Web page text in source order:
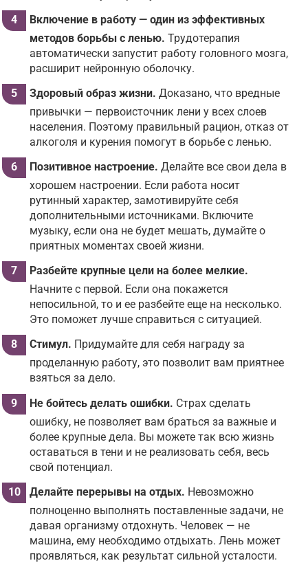
Включение в работу — один из эффективных
методов борьбы с ленью. Трудотерапия
автоматически запустит работу головного мозга,
расширит нейронную оболочку.
Здоровый образ жизни. Доказано, что вредные
привычки — первоисточник лени у всех слоев
населения. Поэтому правильный рацион, отказ от
алкоголя и курения помогут в борьбе с ленью.
Позитивное настроение. Делайте все свои дела в
хорошем настроении. Если работа носит
рутинный характер, замотивируйте себя
дополнительными источниками. Включите
музыку, если она не будет мешать, думайте о
приятных моментах своей жизни.
Разбейте крупные цели на более мелкие.
Начните с первой. Если она покажется
непосильной, то и ее разбейте еще на несколько.
Это поможет лучше справиться с ситуацией.
Стимул. Придумайте для себя награду за
проделанную работу, это позволит вам приятнее
взяться за дело.
Не бойтесь делать ошибки. Страх сделать
ошибку, не позволяет вам браться за важные и
более крупные дела. Вы можете так всю жизнь
оставаться в тени и не реализовать себя, весь
свой потенциал.
Делайте перерывы на отдых. Невозможно
полноценно выполнять поставленные задачи, не
давая организму отдохнуть. Человек — не
машина, ему необходимо отдыхать. Лень может
проявляться, как результат сильной усталости.